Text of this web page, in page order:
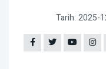
Tarih: 2025-